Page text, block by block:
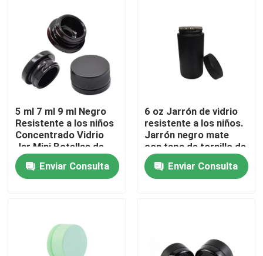
Sobre nosotros
Viaje de la fábrica
Éntrenos en contacto con
Noticias
Tarros de cristal del concentrado
5 ml 7 ml 9 ml Negro
Resistente a los niños
Concentrado Vidrio
Jar Mini Botellas de
Crema Cosméticos
Negro Contenedores
Jarras con tapa
Enviar Consulta
6 oz Jarrón de vidrio
resistente a los niños.
Jarrón negro mate
con tapa de tornillo de
plástico negro.
Enviar Consulta